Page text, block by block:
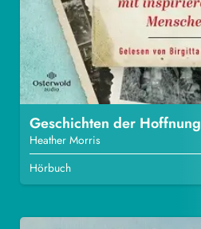
Geschichten der Hoffnung
Heather Morris
Hörbuch